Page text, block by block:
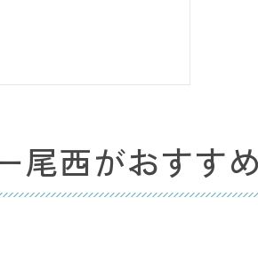
こえの世界が変わる
尾西がおすすめ